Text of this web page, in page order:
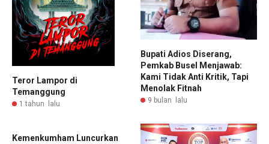
Teror Lampor di
Temanggung
1 tahun lalu
Bupati Adios Diserang,
Pemkab Busel Menjawab:
Kami Tidak Anti Kritik, Tapi
Menolak Fitnah
9 bulan lalu
Kemenkumham Luncurkan